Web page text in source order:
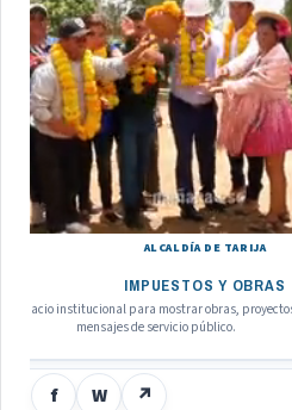
CONCEJO
LEY PROTECCIÓN DE
Proteción del Rio Guadalquivir mediante la
f W ↗